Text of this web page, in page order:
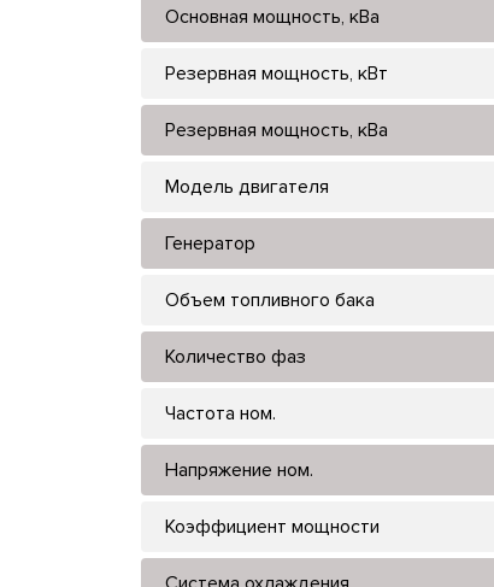
Основная мощность, кВа
Резервная мощность, кВт
Резервная мощность, кВа
Модель двигателя
Генератор
Объем топливного бака
Количество фаз
Частота ном.
Напряжение ном.
Коэффициент мощности